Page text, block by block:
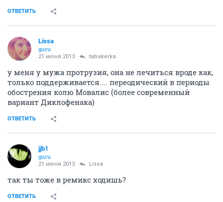
ОТВЕТИТЬ
Lissa
guru
21 июня 2013 tabakerka
у меня у мужа протрузия, она не лечиться вроде как,
только поддерживается.... переодический в периоды
обострения колю Мовалис (более современный
вариант Диклофенака)
ОТВЕТИТЬ
jjb1
guru
21 июня 2013 Lissa
так ты тоже в ремикс ходишь?
ОТВЕТИТЬ